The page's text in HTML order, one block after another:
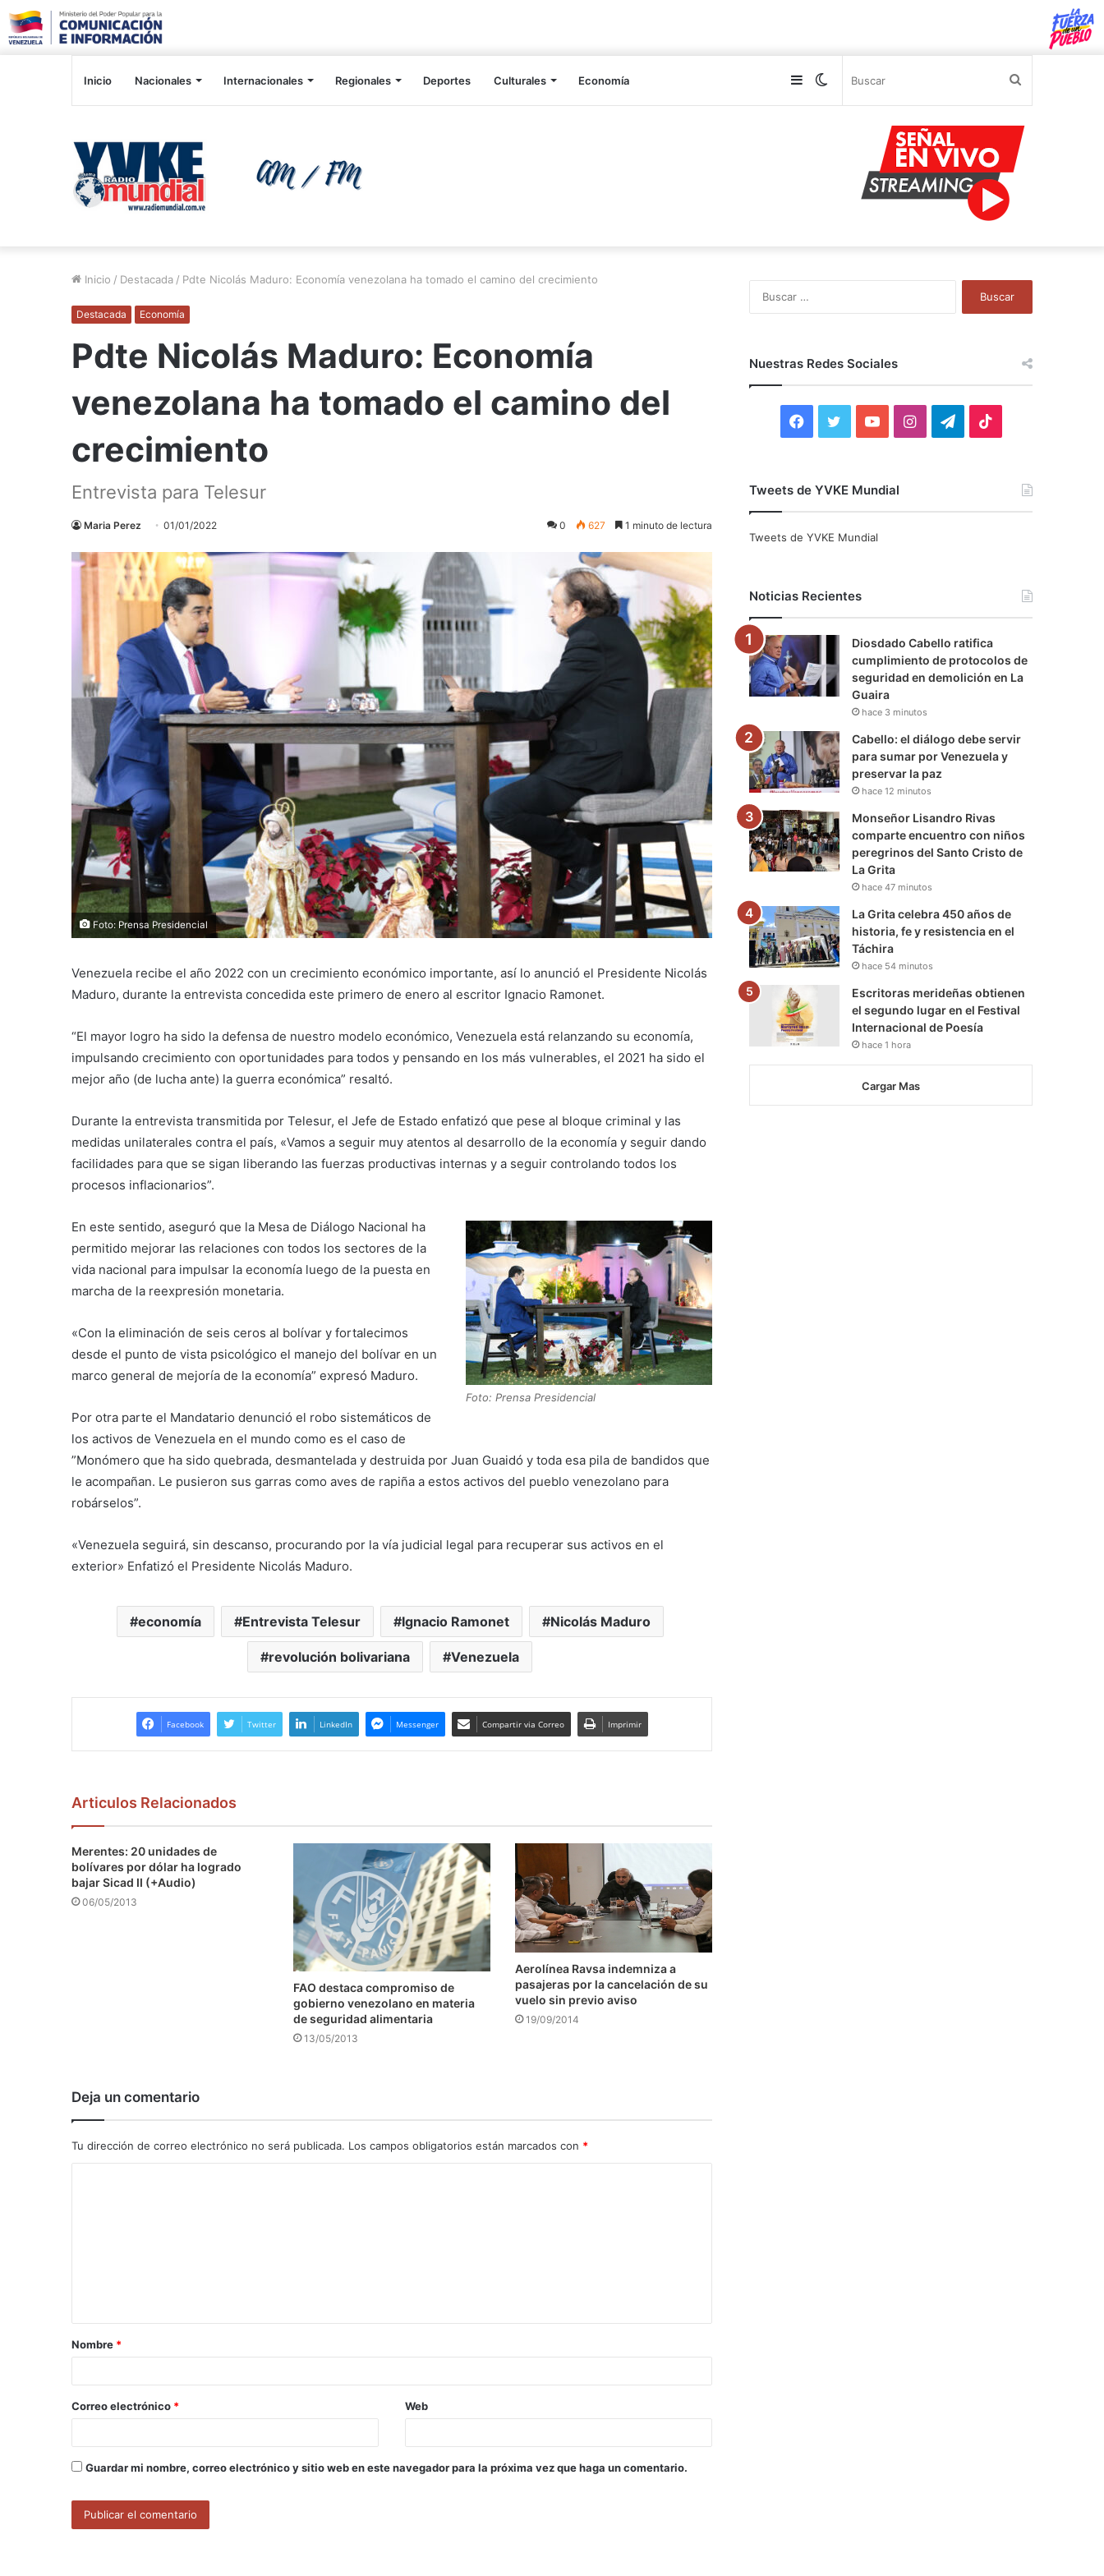
Inicio Nacionales Internacionales Regionales Deportes Culturales Economía Switch
Sidebar
Inicio / Destacada / Pdte Nicolás Maduro: Economía venezolana ha tomado el camino del crecimiento
Destacada Economía
Pdte Nicolás Maduro: Economía
venezolana ha tomado el camino del
crecimiento
Entrevista para Telesur
Maria Perez 01/01/2022 0 627 1 minuto de lectura
Foto: Prensa Presidencial
Venezuela recibe el año 2022 con un crecimiento económico importante, así lo anunció el Presidente Nicolás
Maduro, durante la entrevista concedida este primero de enero al escritor Ignacio Ramonet.
“El mayor logro ha sido la defensa de nuestro modelo económico, Venezuela está relanzando su economía,
impulsando crecimiento con oportunidades para todos y pensando en los más vulnerables, el 2021 ha sido el
mejor año (de lucha ante) la guerra económica” resaltó.
Durante la entrevista transmitida por Telesur, el Jefe de Estado enfatizó que pese al bloque criminal y las
medidas unilaterales contra el país, «Vamos a seguir muy atentos al desarrollo de la economía y seguir dando
facilidades para que se sigan liberando las fuerzas productivas internas y a seguir controlando todos los
procesos inflacionarios”.
Foto: Prensa Presidencial
En este sentido, aseguró que la Mesa de Diálogo Nacional ha
permitido mejorar las relaciones con todos los sectores de la
vida nacional para impulsar la economía luego de la puesta en
marcha de la reexpresión monetaria.
«Con la eliminación de seis ceros al bolívar y fortalecimos
desde el punto de vista psicológico el manejo del bolívar en un
marco general de mejoría de la economía” expresó Maduro.
Por otra parte el Mandatario denunció el robo sistemáticos de
los activos de Venezuela en el mundo como es el caso de
”Monómero que ha sido quebrada, desmantelada y destruida por Juan Guaidó y toda esa pila de bandidos que
le acompañan. Le pusieron sus garras como aves de rapiña a estos activos del pueblo venezolano para
robárselos”.
«Venezuela seguirá, sin descanso, procurando por la vía judicial legal para recuperar sus activos en el
exterior» Enfatizó el Presidente Nicolás Maduro.
economía Entrevista Telesur Ignacio Ramonet Nicolás Maduro
revolución bolivariana Venezuela
Facebook Twitter LinkedIn Messenger Compartir via Correo Imprimir
Articulos Relacionados
Merentes: 20 unidades de
bolívares por dólar ha logrado
bajar Sicad II (+Audio)
06/05/2013
FAO destaca compromiso de
gobierno venezolano en materia
de seguridad alimentaria
13/05/2013
Aerolínea Ravsa indemniza a
pasajeras por la cancelación de su
vuelo sin previo aviso
19/09/2014
Deja un comentario
Tu dirección de correo electrónico no será publicada. Los campos obligatorios están marcados con *
a
r
*
Nombre *
Correo electrónico * Web
Guardar mi nombre, correo electrónico y sitio web en este navegador para la próxima vez que haga un comentario.
Nuestras Redes Sociales
F
c
o
k
i
r
Y
u
e
I
r
a
m
T
a
m
Tweets de YVKE Mundial
Tweets de YVKE Mundial
Noticias Recientes
Diosdado Cabello ratifica
cumplimiento de protocolos de
seguridad en demolición en La
Guaira
hace 3 minutos
Cabello: el diálogo debe servir
para sumar por Venezuela y
preservar la paz
hace 12 minutos
Monseñor Lisandro Rivas
comparte encuentro con niños
peregrinos del Santo Cristo de
La Grita
hace 47 minutos
La Grita celebra 450 años de
historia, fe y resistencia en el
Táchira
hace 54 minutos
Escritoras merideñas obtienen
el segundo lugar en el Festival
Internacional de Poesía
hace 1 hora
Cargar Mas